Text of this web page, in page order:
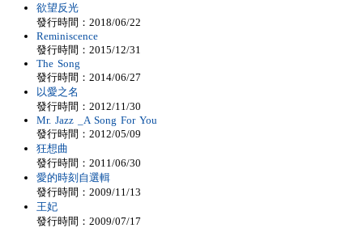
欲望反光
發行時間：2018/06/22
Reminiscence
發行時間：2015/12/31
The Song
發行時間：2014/06/27
以愛之名
發行時間：2012/11/30
Mr. Jazz _A Song For You
發行時間：2012/05/09
狂想曲
發行時間：2011/06/30
愛的時刻自選輯
發行時間：2009/11/13
王妃
發行時間：2009/07/17